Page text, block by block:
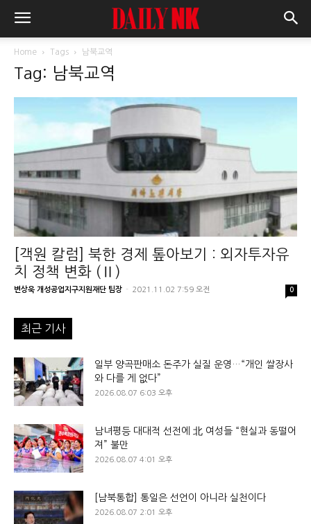
Home Tags 남북교역
Tag: 남북교역
[객원 칼럼] 북한 경제 톺아보기 : 외자투자유
치 정책 변화 (Ⅱ)
변상욱 개성공업지구지원재단 팀장 - 2021.11.02 7:59 오전 0
최근 기사
일부 양곡판매소 돈주가 실질 운영…“개인 쌀장사
와 다를 게 없다”
2026.08.07 6:03 오후
남녀평등 대대적 선전에 北 여성들 “현실과 동떨어
져” 불만
2026.08.07 4:01 오후
[남북통합] 통일은 선언이 아니라 실천이다
2026.08.07 2:01 오후